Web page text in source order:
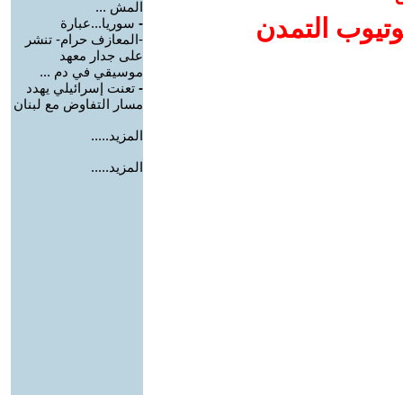
التمدن
المش ...
- سوريا...عبارة
-المعازف حرام- تنشر
على جدار معهد
موسيقي في دم ...
- تعنت إسرائيلي يهدد
مسار التفاوض مع لبنان
المزيد.....
المزيد.....